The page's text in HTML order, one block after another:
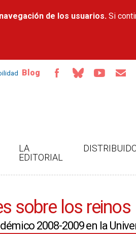
contenidode los usuarios. Si
Blog
LA
EDITORIAL
sobre los reinos
2008-2009 en la